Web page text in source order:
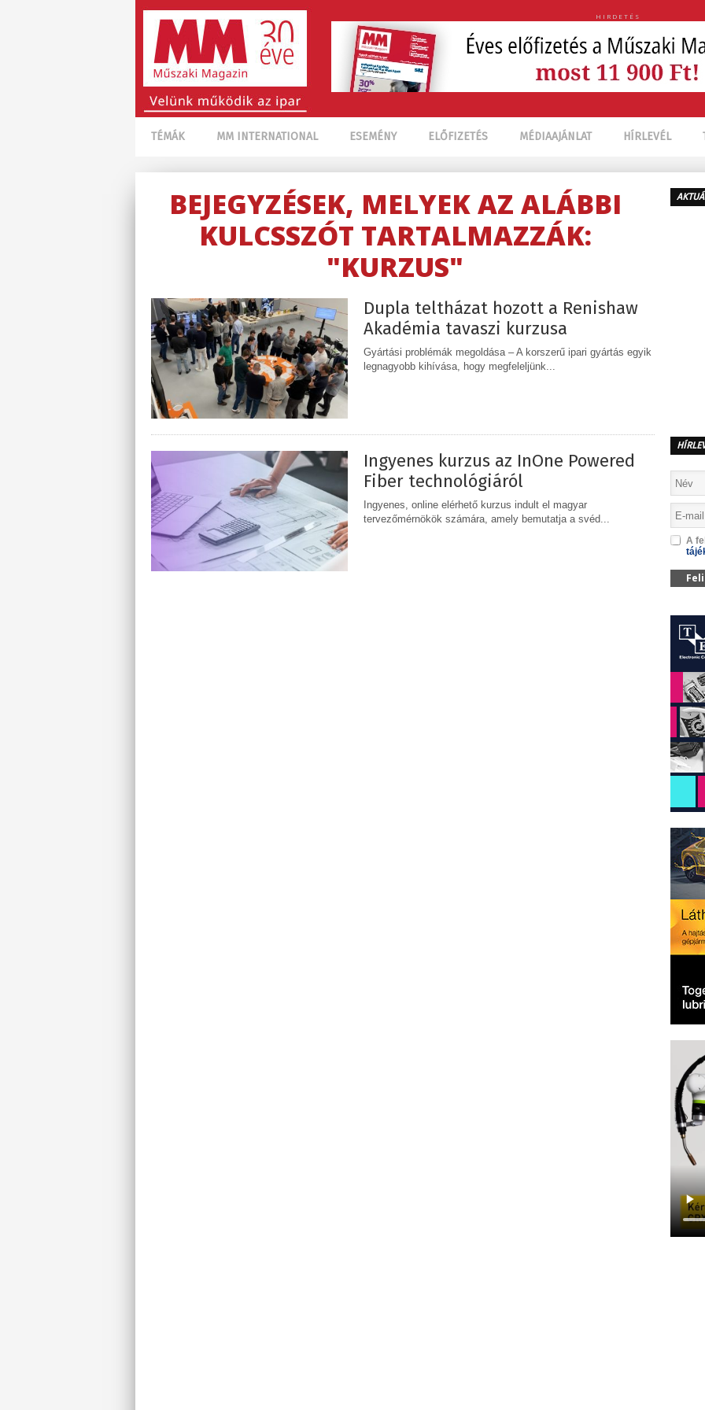
HIRDETÉS
TÉMÁK MM INTERNATIONAL ESEMÉNY ELŐFIZETÉS MÉDIAAJÁNLAT HÍRLEVÉL
BEJEGYZÉSEK, MELYEK AZ ALÁBBI
KULCSSZÓT TARTALMAZZÁK:
"KURZUS"
Dupla teltházat hozott a Renishaw
Akadémia tavaszi kurzusa
Gyártási problémák megoldása – A korszerű ipari gyártás egyik
legnagyobb kihívása, hogy megfeleljünk...
Ingyenes kurzus az InOne Powered
Fiber technológiáról
Ingyenes, online elérhető kurzus indult el magyar
tervezőmérnökök számára, amely bemutatja a svéd...
A